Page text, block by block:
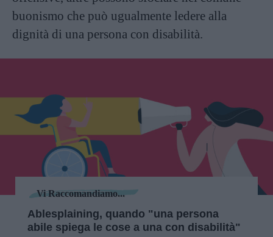
buonismo che può ugualmente ledere alla
dignità di una persona con disabilità.
Vi Raccomandiamo...
Ablesplaining, quando "una persona
abile spiega le cose a una con disabilità"